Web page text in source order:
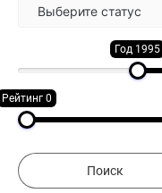
Выберите статус
Год 1995
Рейтинг 0